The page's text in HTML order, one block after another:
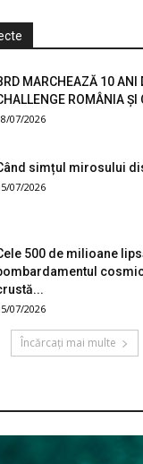
MARCHEAZĂ 10 ANI
ROMÂNIA ȘI
07/2026
simțul mirosului
07/2026
500 de milioane
07/2026
Încărcați mai multe